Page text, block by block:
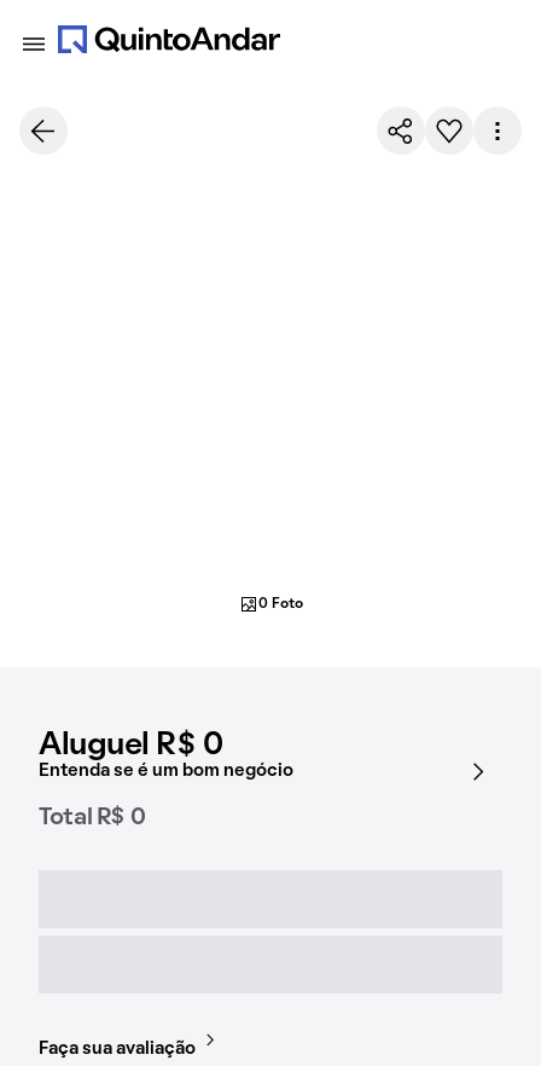
Aluguel R$ 0
Entenda se é um bom negócio
Total R$ 0
Faça sua avaliação
0 Foto